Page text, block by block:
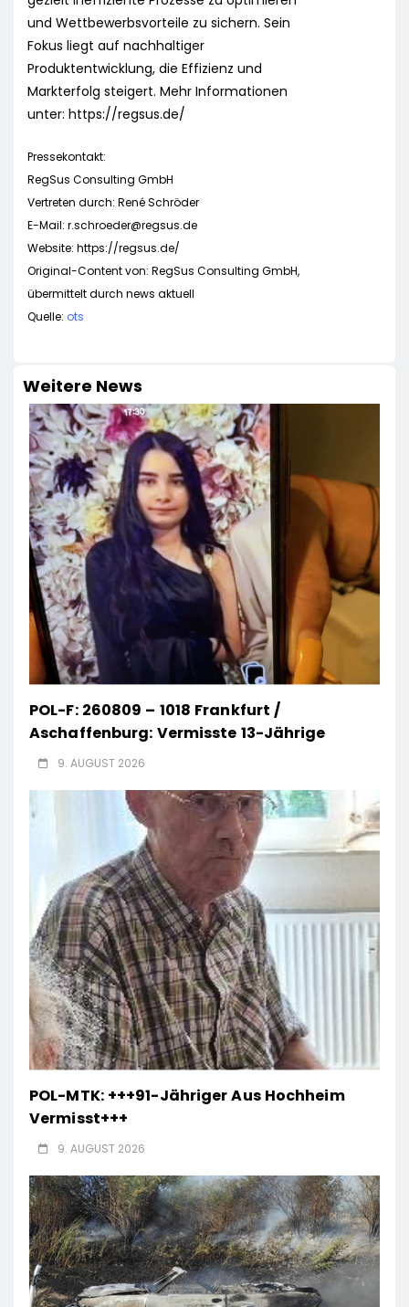
und Wettbewerbsvorteile zu sichern. Sein
Fokus liegt auf nachhaltiger
Produktentwicklung, die Effizienz und
Markterfolg steigert. Mehr Informationen
unter: https://regsus.de/
Pressekontakt:
RegSus Consulting GmbH
Vertreten durch: René Schröder
E-Mail: r.schroeder@regsus.de
Website: https://regsus.de/
Original-Content von: RegSus Consulting GmbH,
übermittelt durch news aktuell
Quelle: ots
Weitere News
POL-F: 260809 – 1018 Frankfurt /
Aschaffenburg: Vermisste 13-Jährige
9. AUGUST 2026
POL-MTK: +++91-Jähriger Aus Hochheim
Vermisst+++
9. AUGUST 2026